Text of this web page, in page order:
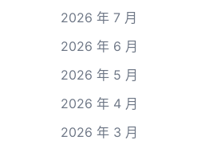
2026 年 7 月
2026 年 6 月
2026 年 5 月
2026 年 4 月
2026 年 3 月